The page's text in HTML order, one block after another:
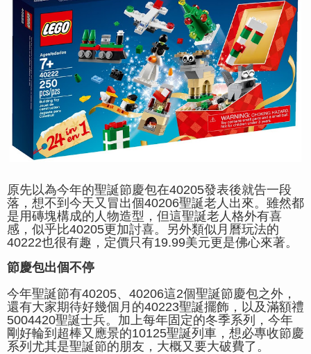
原先以為今年的聖誕節慶包在40205發表後就告一段
落，想不到今天又冒出個40206聖誕老人出來。雖然都
是用磚塊構成的人物造型，但這聖誕老人格外有喜
感，似乎比40205更加討喜。另外類似月曆玩法的
40222也很有趣，定價只有19.99美元更是佛心來著。
節慶包出個不停
今年聖誕節有40205、40206這2個聖誕節慶包之外，
還有大家期待好幾個月的40223聖誕擺飾，以及滿額禮
5004420聖誕士兵。加上每年固定的冬季系列，今年
剛好輪到超棒又應景的10125聖誕列車，想必專收節慶
系列尤其是聖誕節的朋友，大概又要大破費了。